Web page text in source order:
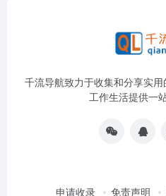
千流导航致力于收集和分享实
工作生活提供一
申请收录 免责声明